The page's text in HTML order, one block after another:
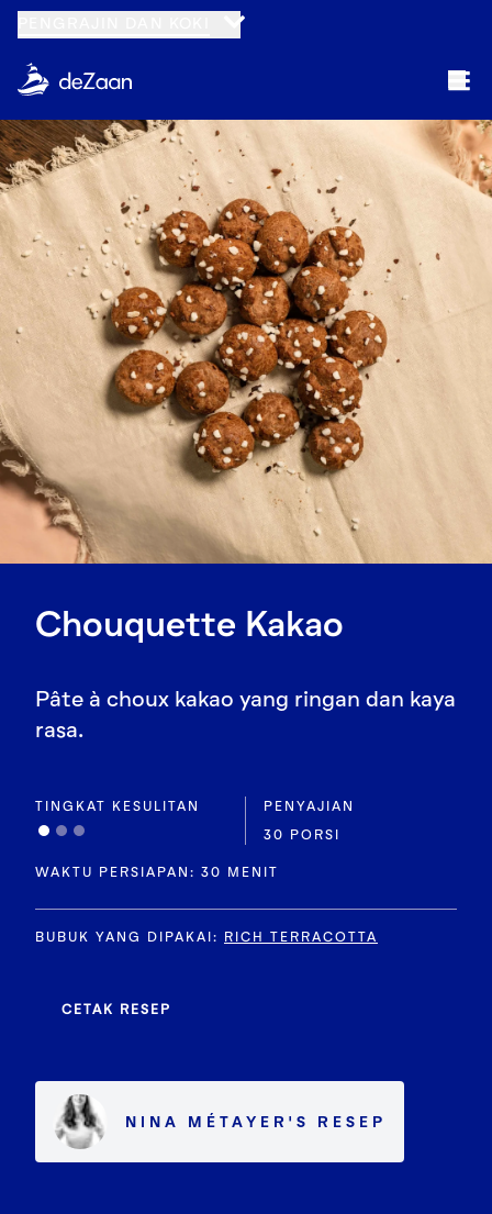
Chouquette Kakao
Pâte à choux kakao yang ringan dan kaya
rasa.
TINGKAT KESULITAN
PENYAJIAN
30 PORSI
WAKTU PERSIAPAN: 30 MENIT
BUBUK YANG DIPAKAI: RICH TERRACOTTA
CETAK RESEP
NINA MÉTAYER 'S RESEP